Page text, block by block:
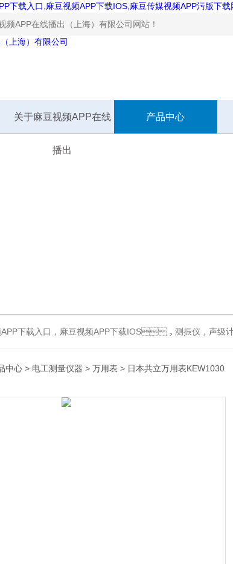
下载入口,麻豆视频APP下载IOS,麻豆传媒视频APP污版下载
频APP在线播出（上海）有限公司网站！
关于麻豆视频APP在线
播出
产品中心
下载入口，麻豆视频APP下载IOS，测振仪，声级计
中心 > 电工测量仪器 > 万用表 > 日本共立万用表KEW1030